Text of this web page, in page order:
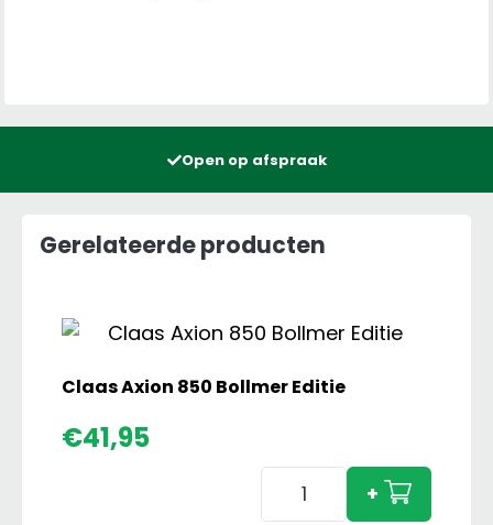
Open op afspraak
Gerelateerde producten
Claas Axion 850 Bollmer Editie
€41,95
Claas
Axion
+